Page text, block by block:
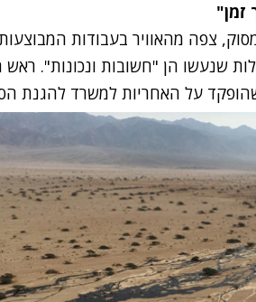
זמן"
צפה מהאוויר בעבודות
שנעשו הן "חשובות ונכונות".
על האחריות למשרד להגנת